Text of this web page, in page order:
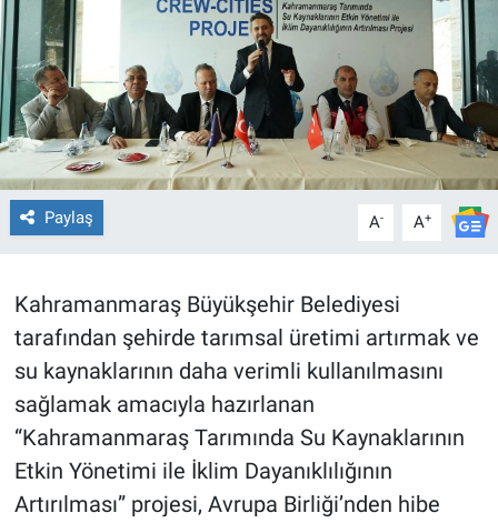
Paylaş A- A+
Kahramanmaraş Büyükşehir Belediyesi
tarafından şehirde tarımsal üretimi artırmak ve
su kaynaklarının daha verimli kullanılmasını
sağlamak amacıyla hazırlanan
“Kahramanmaraş Tarımında Su Kaynaklarının
Etkin Yönetimi ile İklim Dayanıklılığının
Artırılması” projesi, Avrupa Birliği’nden hibe
ASAYİŞ
ÇEVRE
HABERDE İNSAN
EĞİTİM
Güvenlik
Bölge